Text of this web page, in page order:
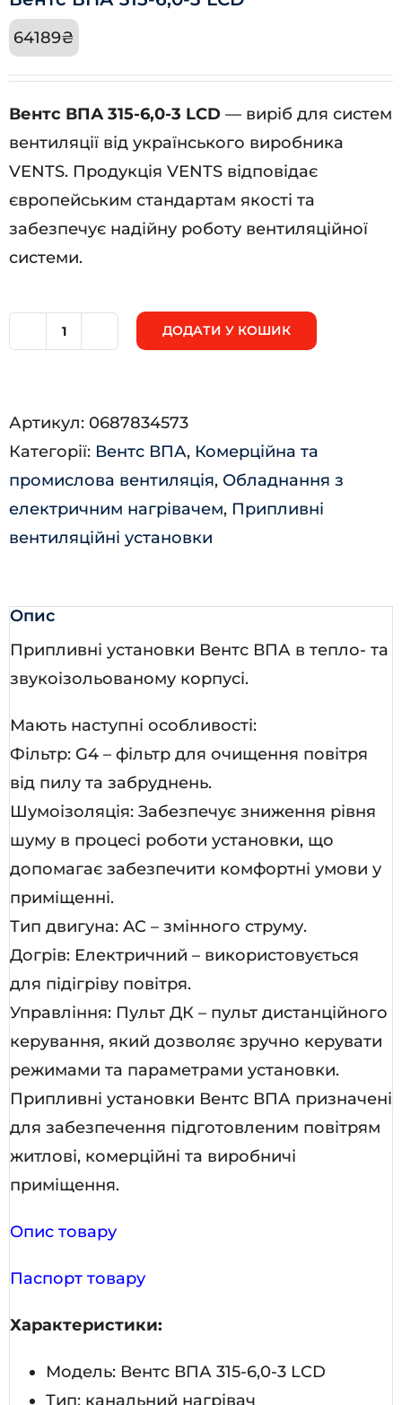
64189₴
Вентс ВПА 315-6,0-3 LCD — виріб для систем
вентиляції від українського виробника
VENTS. Продукція VENTS відповідає
європейським стандартам якості та
забезпечує надійну роботу вентиляційної
системи.
6,0-
3
LCD
кількість
ДОДАТИ У КОШИК
Артикул: 0687834573
Категорії: Вентс ВПА, Комерційна та
промислова вентиляція, Обладнання з
електричним нагрівачем, Припливні
вентиляційні установки
Опис
Припливні установки Вентс ВПА в тепло- та
звукоізольованому корпусі.
Мають наступні особливості:
Фільтр: G4 – фільтр для очищення повітря
від пилу та забруднень.
Шумоізоляція: Забезпечує зниження рівня
шуму в процесі роботи установки, що
допомагає забезпечити комфортні умови у
приміщенні.
Тип двигуна: AC – змінного струму.
Догрів: Електричний – використовується
для підігріву повітря.
Управління: Пульт ДК – пульт дистанційного
керування, який дозволяє зручно керувати
режимами та параметрами установки.
Припливні установки Вентс ВПА призначені
для забезпечення підготовленим повітрям
житлові, комерційні та виробничі
приміщення.
Опис товару
Паспорт товару
Характеристики:
Модель: Вентс ВПА 315-6,0-3 LCD
Тип: канальний нагрівач